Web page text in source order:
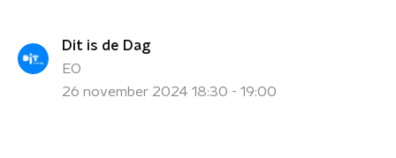
Dit is de Dag
EO
26 november 2024 18:30 - 19:00